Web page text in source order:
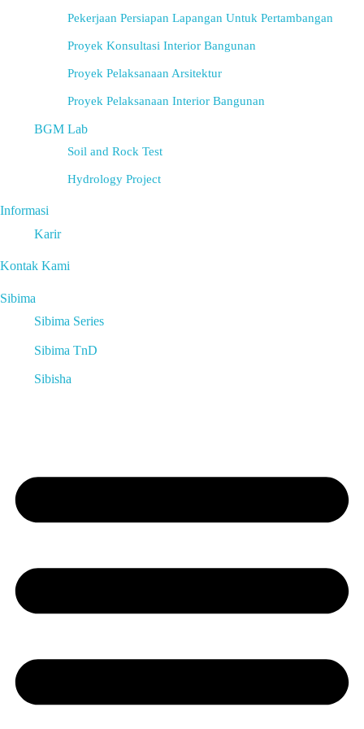
Pekerjaan Persiapan Lapangan Untuk Pertambangan
Proyek Konsultasi Interior Bangunan
Proyek Pelaksanaan Arsitektur
Proyek Pelaksanaan Interior Bangunan
BGM Lab
Soil and Rock Test
Hydrology Project
Informasi
Karir
Kontak Kami
Sibima
Sibima Series
Sibima TnD
Sibisha